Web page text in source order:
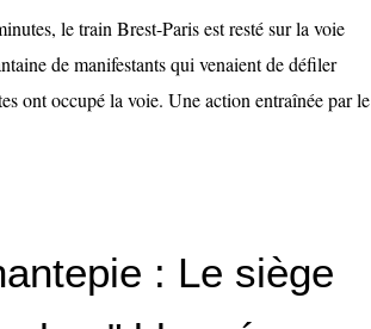
le train Brest-Paris est resté sur la voie
de manifestants qui venaient de défiler
ont occupé la voie. Une action entraînée par le
: Le siège